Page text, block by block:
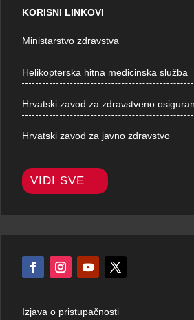
KORISNI LINKOVI
Ministarstvo zdravstva
Helikopterska hitna medicinska služba
Hrvatski zavod za zdravstveno
Hrvatski zavod za javno zdravstvo
VIDI SVE
Izjava o pristupačnosti